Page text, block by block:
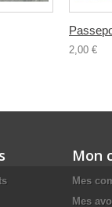
2,00 €
Mon
Mes
Mes